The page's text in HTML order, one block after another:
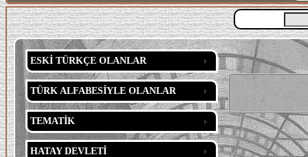
ESKİ TÜRKÇE OLANLAR
TÜRK ALFABESİYLE OLANLAR
TEMATİK
HATAY DEVLETİ